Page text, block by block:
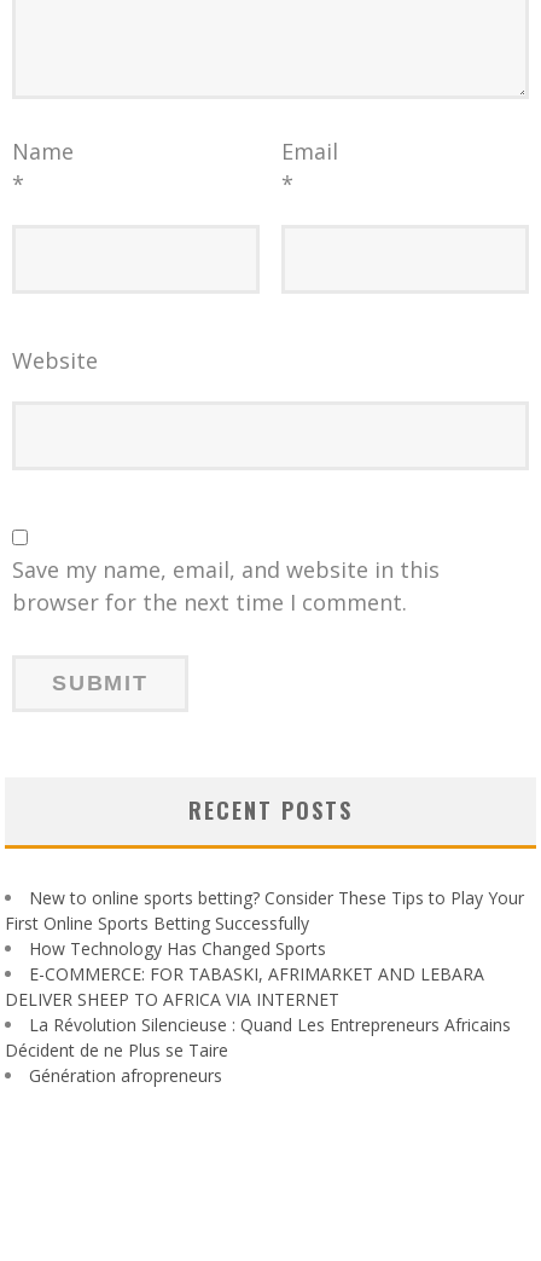
Name
*
Email
*
Website
Save my name, email, and website in this
browser for the next time I comment.
RECENT POSTS
New to online sports betting? Consider These Tips to Play Your
First Online Sports Betting Successfully
How Technology Has Changed Sports
E-COMMERCE: FOR TABASKI, AFRIMARKET AND LEBARA
DELIVER SHEEP TO AFRICA VIA INTERNET
La Révolution Silencieuse : Quand Les Entrepreneurs Africains
Décident de ne Plus se Taire
Génération afropreneurs